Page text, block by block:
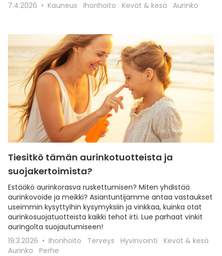
7.4.2026
Kauneus Ihonhoito Kevät & kesä Aurinko
Tiesitkö tämän aurinkotuotteista ja
suojakertoimista?
Estääkö aurinkorasva ruskettumisen? Miten yhdistää
aurinkovoide ja meikki? Asiantuntijamme antaa vastaukset
useimmin kysyttyihin kysymyksiin ja vinkkaa, kuinka otat
aurinkosuojatuotteista kaikki tehot irti. Lue parhaat vinkit
auringolta suojautumiseen!
19.3.2026
Ihonhoito Terveys Hyvinvointi
Kevät & kesä
Aurinko
Perhe